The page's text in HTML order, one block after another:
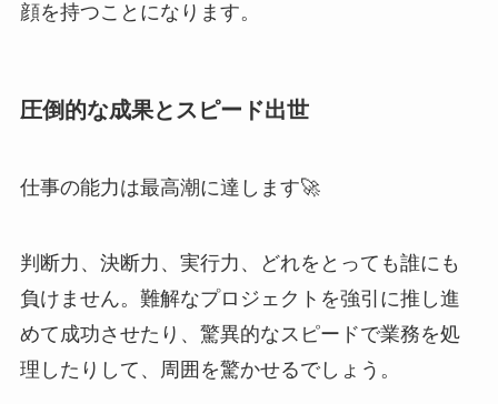
顔を持つことになります。
圧倒的な成果とスピード出世
仕事の能力は最高潮に達します🚀
判断力、決断力、実行力、どれをとっても誰にも
負けません。難解なプロジェクトを強引に推し進
めて成功させたり、驚異的なスピードで業務を処
理したりして、周囲を驚かせるでしょう。